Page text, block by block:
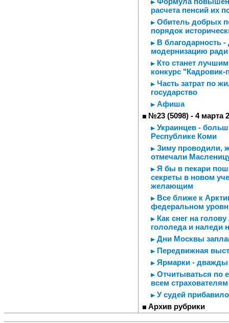
расчета пенсий их
Обитель добрых
порядок
В благодарность
модернизацию ради
Кто станет
конкурс
Часть затрат по
государство
Афиша
№23 (5098) - 4 марта
Украинцев -
Республике Коми
Зиму проводили,
отмечали
Я бы в пекари
секреты в новом
желающим
Все ближе к
федеральном
Как снег на
гололеда и наледи
Дни Москвы
Передвижная
Ярмарки -
Отчитываться по
всем страхователям
У судей
Архив рубрики